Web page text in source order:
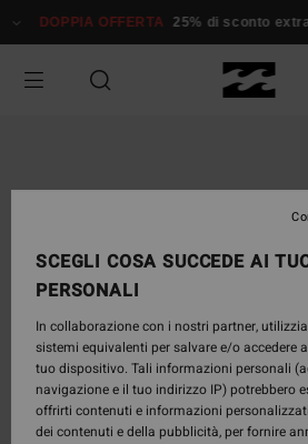
alle
prodotto
DOPPIA OFFERTA 25% di sconto extra
SCEGLI COSA SUCCEDE AI
PERSONALI
In collaborazione con i nostri partner,
sistemi equivalenti per salvare e/o accedere
tuo dispositivo. Tali informazioni personali
navigazione e il tuo indirizzo IP) potrebbero
offrirti contenuti e informazioni
dei contenuti e della pubblicità, per fornire